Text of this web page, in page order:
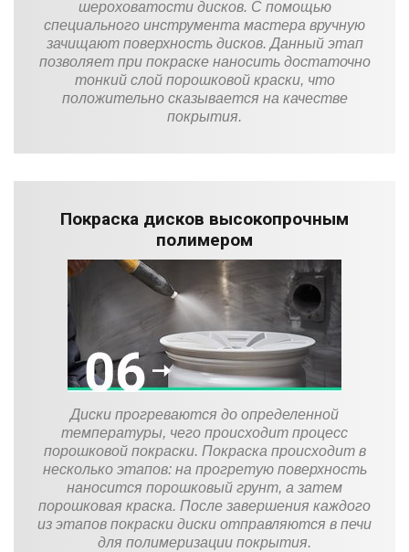
шероховатости дисков. С помощью
специального инструмента мастера вручную
зачищают поверхность дисков. Данный этап
позволяет при покраске наносить достаточно
тонкий слой порошковой краски, что
положительно сказывается на качестве
покрытия.
Покраска дисков высокопрочным
полимером
Диски прогреваются до определенной
температуры, чего происходит процесс
порошковой покраски. Покраска происходит в
несколько этапов: на прогретую поверхность
наносится порошковый грунт, а затем
порошковая краска. После завершения каждого
из этапов покраски диски отправляются в печи
для полимеризации покрытия.